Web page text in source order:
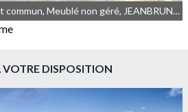
€
Résidence Principale, Droit commun, Meublé non géré, JEANBRUN, LLI, LLI_JEANBRUN
DISPOSITION